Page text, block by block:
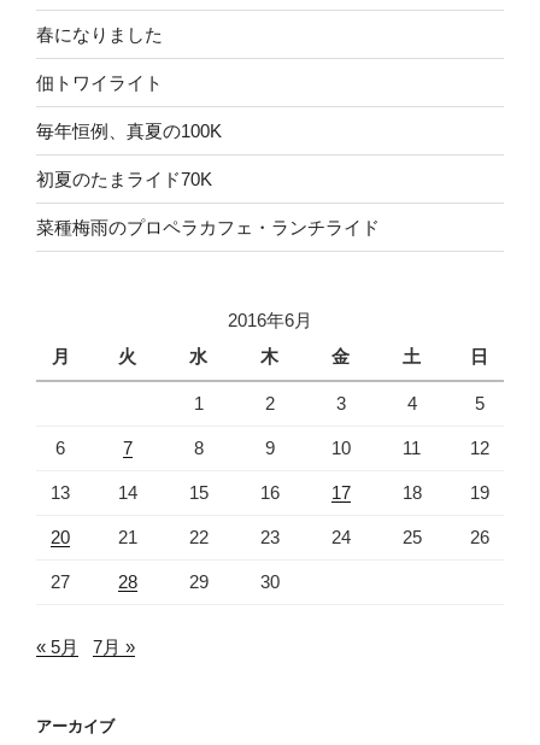
春になりました
佃トワイライト
毎年恒例、真夏の100K
初夏のたまライド70K
菜種梅雨のプロペラカフェ・ランチライド
2016年6月
月
火 水 木 金 土 日
1 2 3 4 5
6 7 8 9 10 11 12
13 14 15 16 17 18 19
20 21 22 23 24 25 26
27 28 29 30
« 5月 7月 »
アーカイブ